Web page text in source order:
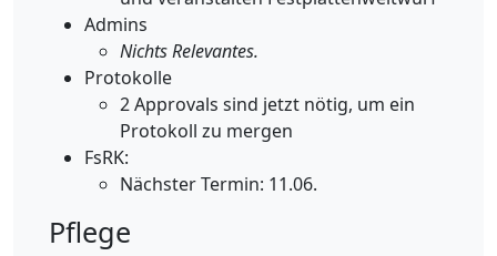
Admins
Nichts Relevantes.
Protokolle
2 Approvals sind jetzt nötig, um ein
Protokoll zu mergen
FsRK:
Nächster Termin: 11.06.
Pflege